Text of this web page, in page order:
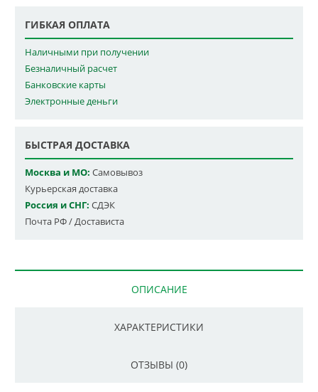
ГИБКАЯ ОПЛАТА
Наличными при получении
Безналичный расчет
Банковские карты
Электронные деньги
БЫСТРАЯ ДОСТАВКА
Москва и МО: Самовывоз
Курьерская доставка
Россия и СНГ: СДЭК
Почта РФ / Достависта
ОПИСАНИЕ
ХАРАКТЕРИСТИКИ
ОТЗЫВЫ (0)